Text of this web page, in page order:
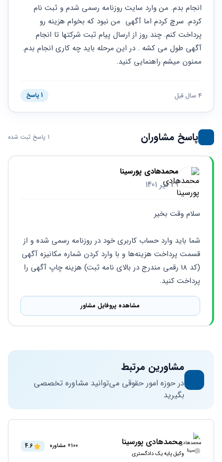
برنامه نویسی
طلاق
حقوقی
مهریه
حقوقی
خانواده
و کار
سئو و
بهینه
سازی
سایت
ثبت
شرکت
ممنون میشم راهنمایی کنید.
4 سال قبل 1 پاسخ
پاسخ مشاوران 1 پاسخ ثبت شده
محمدهادی پورسینا
29 تیر 1401
سلام وقت بخیر
پرداخت کنید.
مشاهده پروفایل مشاور
مشاورین مرتبط
در حوزه امور حقوقی می‌توانید مشاوره تخصصی
بگیرید
محمدهادی پورسینا
وکیل پایه یک دادگستری
100+ مشاوره 4.6